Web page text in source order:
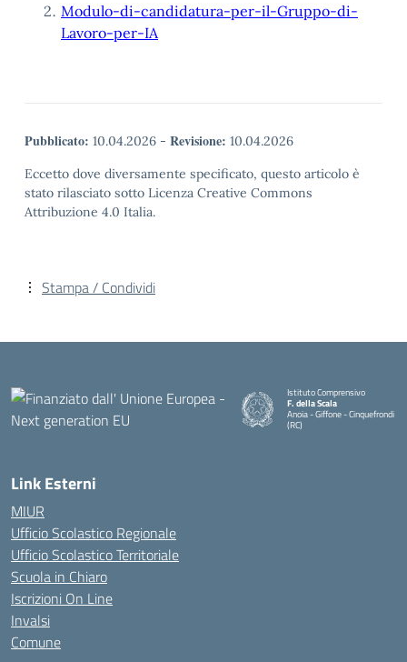
Modulo-di-candidatura-per-il-Gruppo-di-
Lavoro-per-IA
Pubblicato: 10.04.2026 - Revisione: 10.04.2026
Eccetto dove diversamente specificato, questo articolo è
stato rilasciato sotto Licenza Creative Commons
Attribuzione 4.0 Italia.
Stampa / Condividi
Istituto Comprensivo
F. della Scala
Anoia - Giffone - Cinquefrondi
(RC)
Link Esterni
MIUR
Ufficio Scolastico Regionale
Ufficio Scolastico Territoriale
Scuola in Chiaro
Iscrizioni On Line
Invalsi
Comune